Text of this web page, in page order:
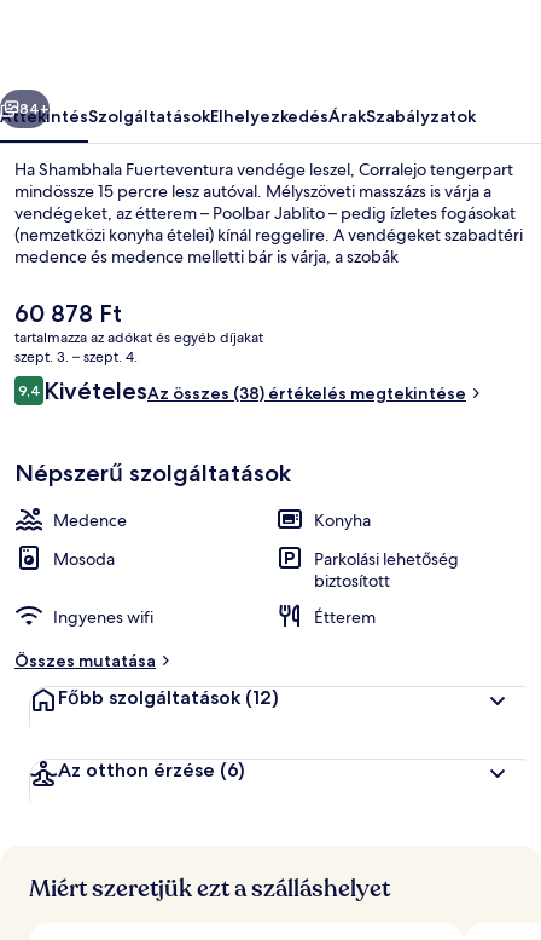
Következő
84+
ÁttekintésSzolgáltatásokElhelyezkedésÁrakSzabályzatok
Ha Shambhala Fuerteventura vendége leszel, Corralejo tengerpart
mindössze 15 percre lesz autóval. Mélyszöveti masszázs is várja a
vendégeket, az étterem – Poolbar Jablito – pedig ízletes fogásokat
(nemzetközi konyha ételei) kínál reggelire. A vendégeket szabadtéri
medence és medence melletti bár is várja, a szobák
tartozik.
A
jelenlegi
ár
60 878 Ft
60 878 Ft
tartalmazza az adókat és egyéb díjakat
szept. 3. – szept. 4.
Értékelések
9,49,4 ennyiből: 10
KivételesAz összes (38) értékelés megtekintése
Népszerű szolgáltatások
Medence
Konyha
Mosoda
Parkolási lehetőség
biztosított
Ingyenes wifi
Étterem
Összes mutatása
Főbb szolgáltatások (12)
Az otthon érzése (6)
Miért szeretjük ezt a szálláshelyet